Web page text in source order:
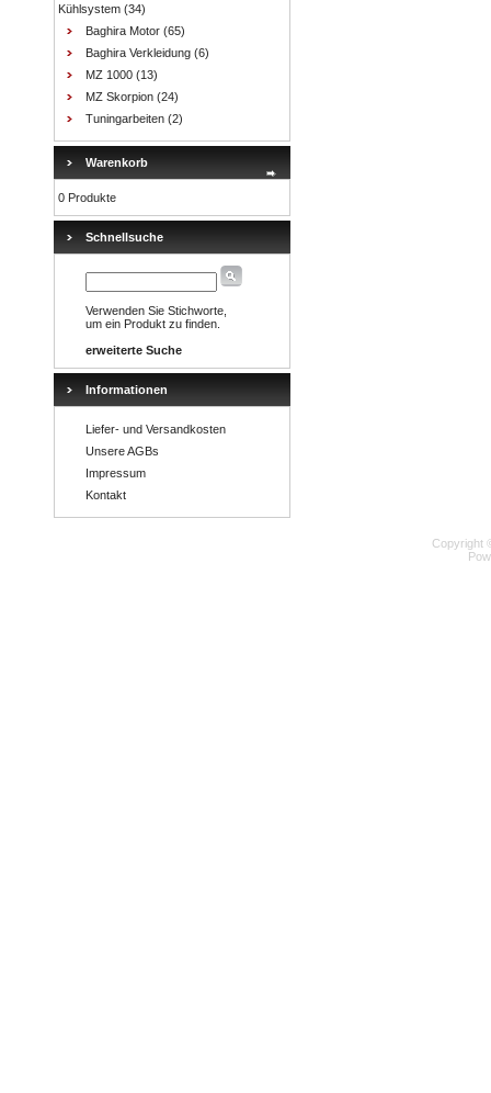
Kühlsystem (34)
Baghira Motor (65)
Baghira Verkleidung (6)
MZ 1000 (13)
MZ Skorpion (24)
Tuningarbeiten (2)
Warenkorb
0 Produkte
Schnellsuche
Verwenden Sie Stichworte,
um ein Produkt zu finden.
erweiterte Suche
Informationen
Liefer- und Versandkosten
Unsere AGBs
Impressum
Kontakt
Copyright